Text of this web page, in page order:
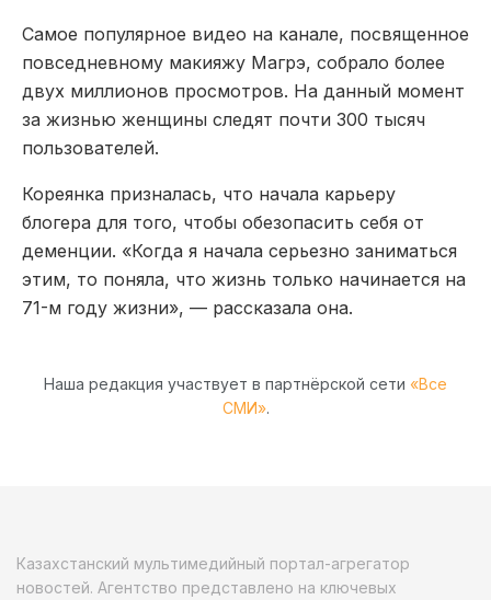
Самое популярное видео на канале, посвященное
повседневному макияжу Магрэ, собрало более
двух миллионов просмотров. На данный момент
за жизнью женщины следят почти 300 тысяч
пользователей.
Кореянка призналась, что начала карьеру
блогера для того, чтобы обезопасить себя от
деменции. «Когда я начала серьезно заниматься
этим, то поняла, что жизнь только начинается на
71-м году жизни», — рассказала она.
Наша редакция участвует в партнёрской сети «Все
СМИ».
Казахстанский мультимедийный портал-агрегатор
новостей. Агентство представлено на ключевых